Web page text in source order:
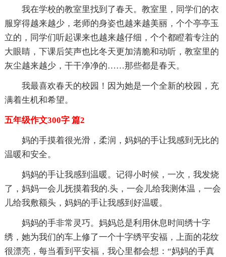
我在学校的教室里找到了春天。教室里，同学们的衣
服穿得越来越少，老师的身姿也越来越美丽，个个亭亭玉
立的，同学们听起课来也越来越仔细，个个都瞪着专注的
大眼睛，下课后笑声也比冬天更加清脆和动听，教室里的
灰尘越来越少，干干净净的……那些都是春天。
我最喜欢春天的校园！因为她是一个全新的校园，充
满着生机和希望。
五年级作文300字 篇2
妈的手摸着很光滑，柔润，妈妈的手让我感到无比的
温暖和安全。
妈妈的手让我感到温暖。记得小时候，一次，我发烧
了，妈妈一会儿抚摸着我的.头，一会儿给我测体温，一会
儿给我敷额头，妈妈的手让我感到好温暖。
妈妈的手非常灵巧。妈妈总是利用休息时间绣十字
绣，她为我们的车上修了一个十字绣平安福，上面的花纹
很漂亮，每当看到平安福，我心里都会想：“妈妈的手真